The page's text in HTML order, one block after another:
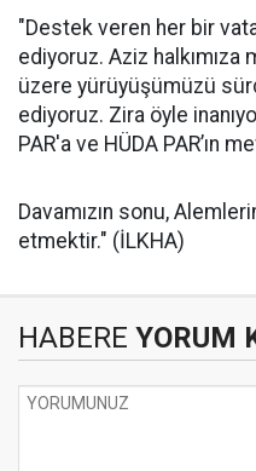
"Destek veren her bir
ediyoruz. Aziz
üzere yürüyüşümüzü
ediyoruz. Zira öyle
PAR'a ve HÜDA PAR’ın
Davamızın sonu,
etmektir." (İLKHA)
HABERE YORUM